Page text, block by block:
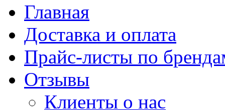
Главная
Доставка и оплата
Прайс-листы по
Отзывы
Клиенты о нас